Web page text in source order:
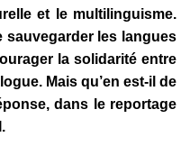
et le multilinguisme.
sauvegarder les langues
la solidarité entre
Mais qu’en est-il de
dans le reportage